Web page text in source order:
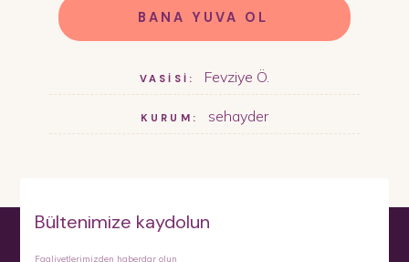
BANA YUVA OL
VASİSİ: Fevziye Ö.
KURUM: sehayder
Bültenimize kaydolun
Faaliyetlerimizden haberdar olun